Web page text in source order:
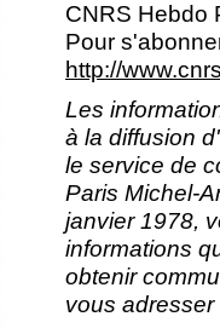
CNRS Hebdo
Pour
http://
Les
à la diffusion
le service de
Paris Michel-
janvier 1978,
informations
obtenir
vous